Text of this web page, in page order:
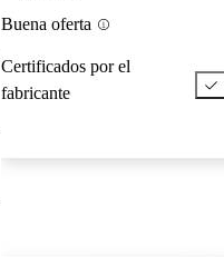
Buena oferta
Certificados por el
fabricante